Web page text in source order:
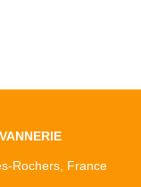
Rochers, France